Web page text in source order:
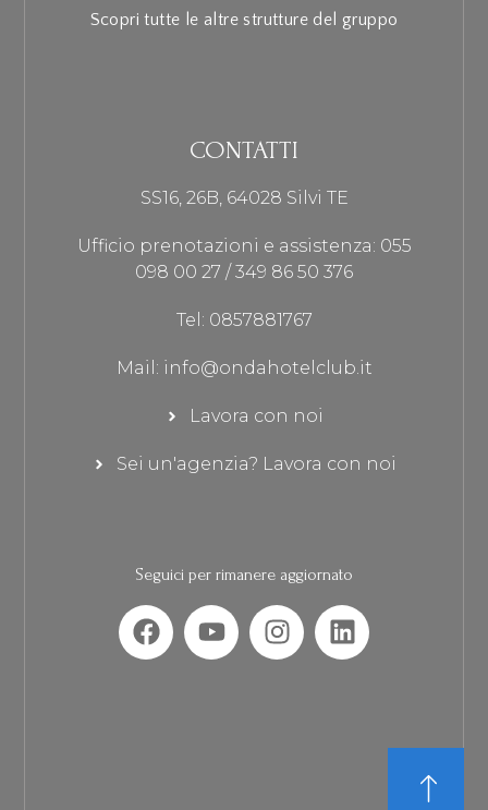
Scopri tutte le altre strutture del gruppo
CONTATTI
SS16, 26B, 64028 Silvi TE
Ufficio prenotazioni e assistenza: 055
098 00 27 / 349 86 50 376
Tel: 0857881767
Mail: info@ondahotelclub.it
Lavora con noi
Sei un'agenzia? Lavora con noi
Seguici per rimanere aggiornato